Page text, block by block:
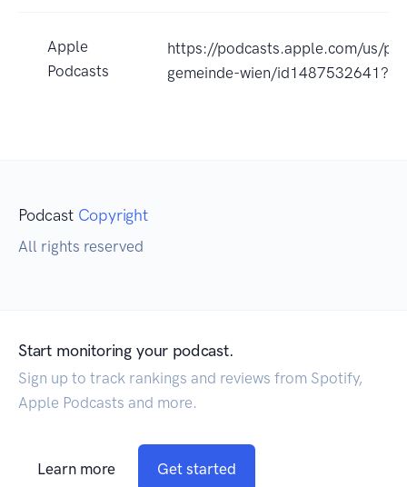
Apple
Podcasts
https://podcasts.apple.com/us/
gemeinde-wien/
Podcast Copyright
All rights reserved
Start monitoring your podcast.
Sign up to track rankings and reviews from Spotify,
Apple Podcasts and more.
Learn more Get started